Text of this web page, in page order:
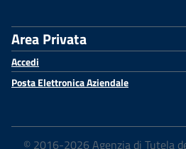
Area Privata
Accedi
Posta Elettronica Aziendale
© 2016-2026 Agenzia di Tutela